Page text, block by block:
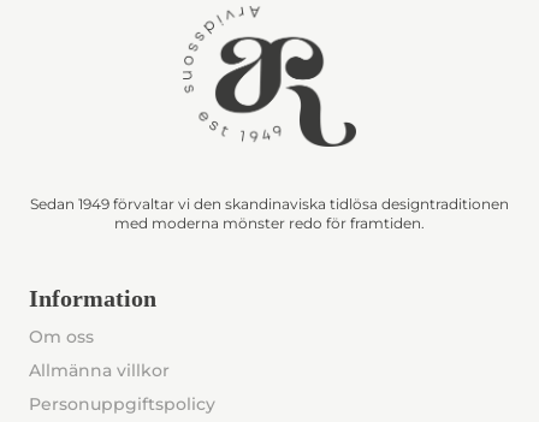
Sedan 1949 förvaltar vi den skandinaviska tidlösa designtraditionen
med moderna mönster redo för framtiden.
Information
Om oss
Allmänna villkor
Personuppgiftspolicy